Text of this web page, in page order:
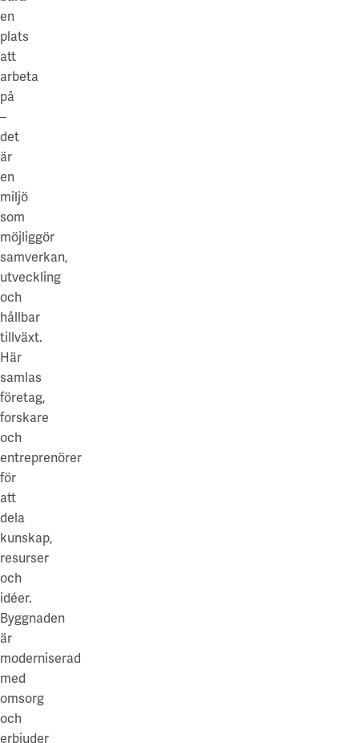
en
plats
att
arbeta
på
–
det
är
en
miljö
som
möjliggör
samverkan,
utveckling
och
hållbar
tillväxt.
Här
samlas
företag,
forskare
och
entreprenörer
för
att
dela
kunskap,
resurser
och
idéer.
Byggnaden
är
moderniserad
med
omsorg
och
erbjuder